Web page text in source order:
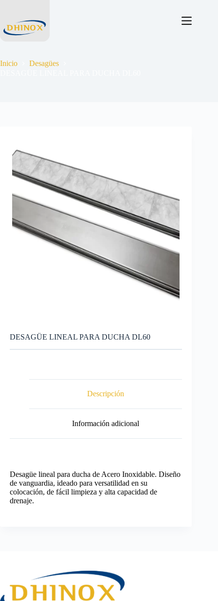
Inicio
Desagües
DESAGÜE LINEAL PARA DUCHA DL60
Descripción
Información adicional
Desagüe lineal para ducha de Acero Inoxidable. Diseño
de vanguardia, ideado para versatilidad en su
colocación, de fácil limpieza y alta capacidad de
drenaje.